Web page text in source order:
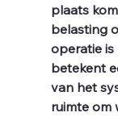
plaats
belasting
operatie
betekent
van het
ruimte om